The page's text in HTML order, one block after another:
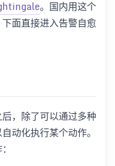
。国内用这个
面直接进入告警自愈
，除了可以通过多种
动化执行某个动作。